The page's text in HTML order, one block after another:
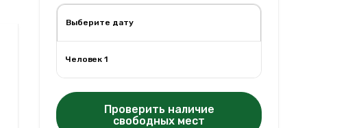
Человек 1
Проверить наличие
свободных мест